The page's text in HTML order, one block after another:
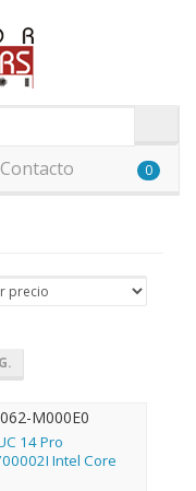
Contacto 0
M000E0
14 Pro
Intel Core